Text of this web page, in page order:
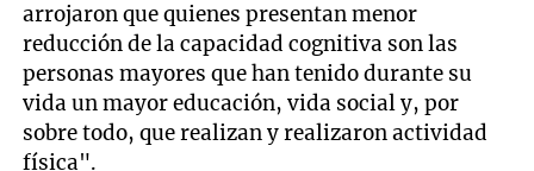
arrojaron que quienes presentan menor
reducción de la capacidad cognitiva son las
personas mayores que han tenido durante su
vida un mayor educación, vida social y, por
sobre todo, que realizan y realizaron actividad
física".